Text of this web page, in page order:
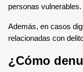
personas vulnerables.
Además, en casos
relacionadas con
¿Cómo